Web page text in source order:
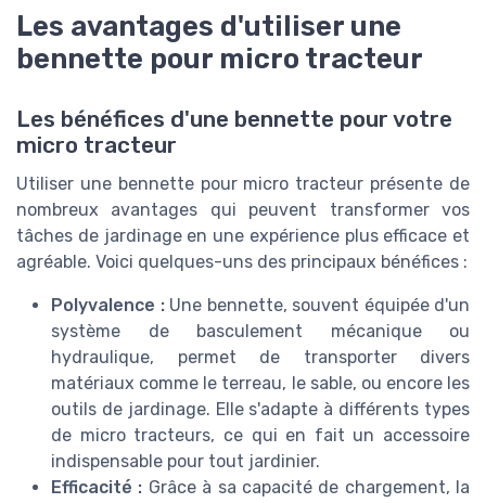
Les avantages d'utiliser une
bennette pour micro tracteur
Les bénéfices d'une bennette pour votre
micro tracteur
Utiliser une bennette pour micro tracteur présente de
nombreux avantages qui peuvent transformer vos
tâches de jardinage en une expérience plus efficace et
agréable. Voici quelques-uns des principaux bénéfices :
Polyvalence :Une bennette, souvent équipée d'un
système de basculement mécanique ou
hydraulique, permet de transporter divers
matériaux comme le terreau, le sable, ou encore les
outils de jardinage. Elle s'adapte à différents types
de micro tracteurs, ce qui en fait un accessoire
indispensable pour tout jardinier.
Efficacité : Grâce à sa capacité de chargement, la